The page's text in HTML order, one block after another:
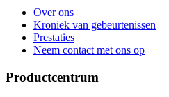
Over ons
Kroniek van gebeurtenissen
Prestaties
Neem contact met ons op
Productcentrum